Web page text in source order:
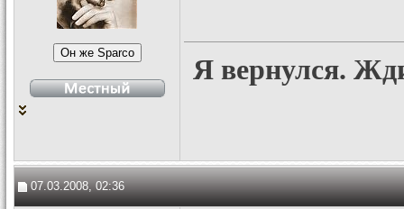
Я вернулся.
07.03.2008, 02:36